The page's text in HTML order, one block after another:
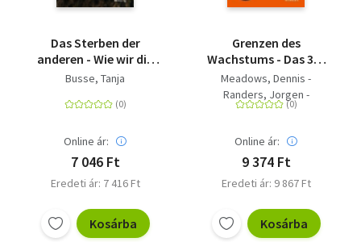
Das Sterben der
anderen - Wie wir die
biologische Vielfalt
Busse, Tanja
Online ár:
7 046 Ft
Eredeti ár: 7 416 Ft
Kosárba
Grenzen des
Wachstums - Das 30-
Jahre-Update - Signal
zum Kurswechsel
Meadows, Dennis -
Randers, Jorgen -
Meadows, Donella
Online ár:
9 374 Ft
Eredeti ár: 9 867 Ft
Kosárba